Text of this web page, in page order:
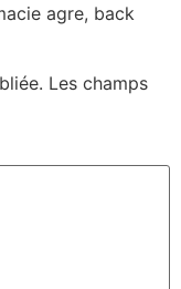
agre, back
Les champs